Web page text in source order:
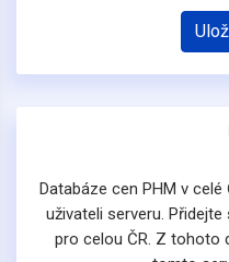
Databáze cen PHM v
uživateli serveru.
pro celou ČR. Z tohoto